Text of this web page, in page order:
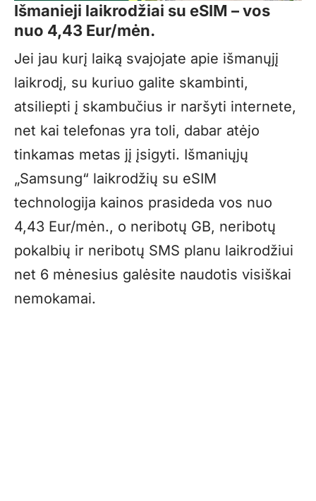
Išmanieji laikrodžiai su eSIM – vos
nuo 4,43 Eur/mėn.
Jei jau kurį laiką svajojate apie išmanųjį
laikrodį, su kuriuo galite skambinti,
atsiliepti į skambučius ir naršyti internete,
net kai telefonas yra toli, dabar atėjo
tinkamas metas jį įsigyti. Išmaniųjų
„Samsung“ laikrodžių su eSIM
technologija kainos prasideda vos nuo
4,43 Eur/mėn., o neribotų GB, neribotų
pokalbių ir neribotų SMS planu laikrodžiui
net 6 mėnesius galėsite naudotis visiškai
nemokamai.